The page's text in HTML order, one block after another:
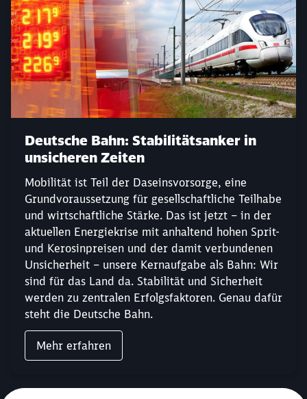
Deutsche Bahn: Stabilitätsanker in
unsicheren Zeiten
Mobilität ist Teil der Daseinsvorsorge, eine
Grundvoraussetzung für gesellschaftliche Teilhabe
und wirtschaftliche Stärke. Das ist jetzt – in der
aktuellen Energiekrise mit anhaltend hohen Sprit-
und Kerosinpreisen und der damit verbundenen
Unsicherheit – unsere Kernaufgabe als Bahn: Wir
sind für das Land da. Stabilität und Sicherheit
werden zu zentralen Erfolgsfaktoren. Genau dafür
steht die Deutsche Bahn.
Mehr erfahren